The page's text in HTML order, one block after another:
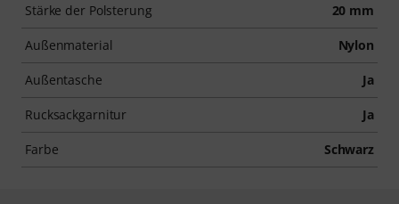
Stärke der Polsterung 20 mm
Außenmaterial Nylon
Außentasche Ja
Rucksackgarnitur Ja
Farbe Schwarz